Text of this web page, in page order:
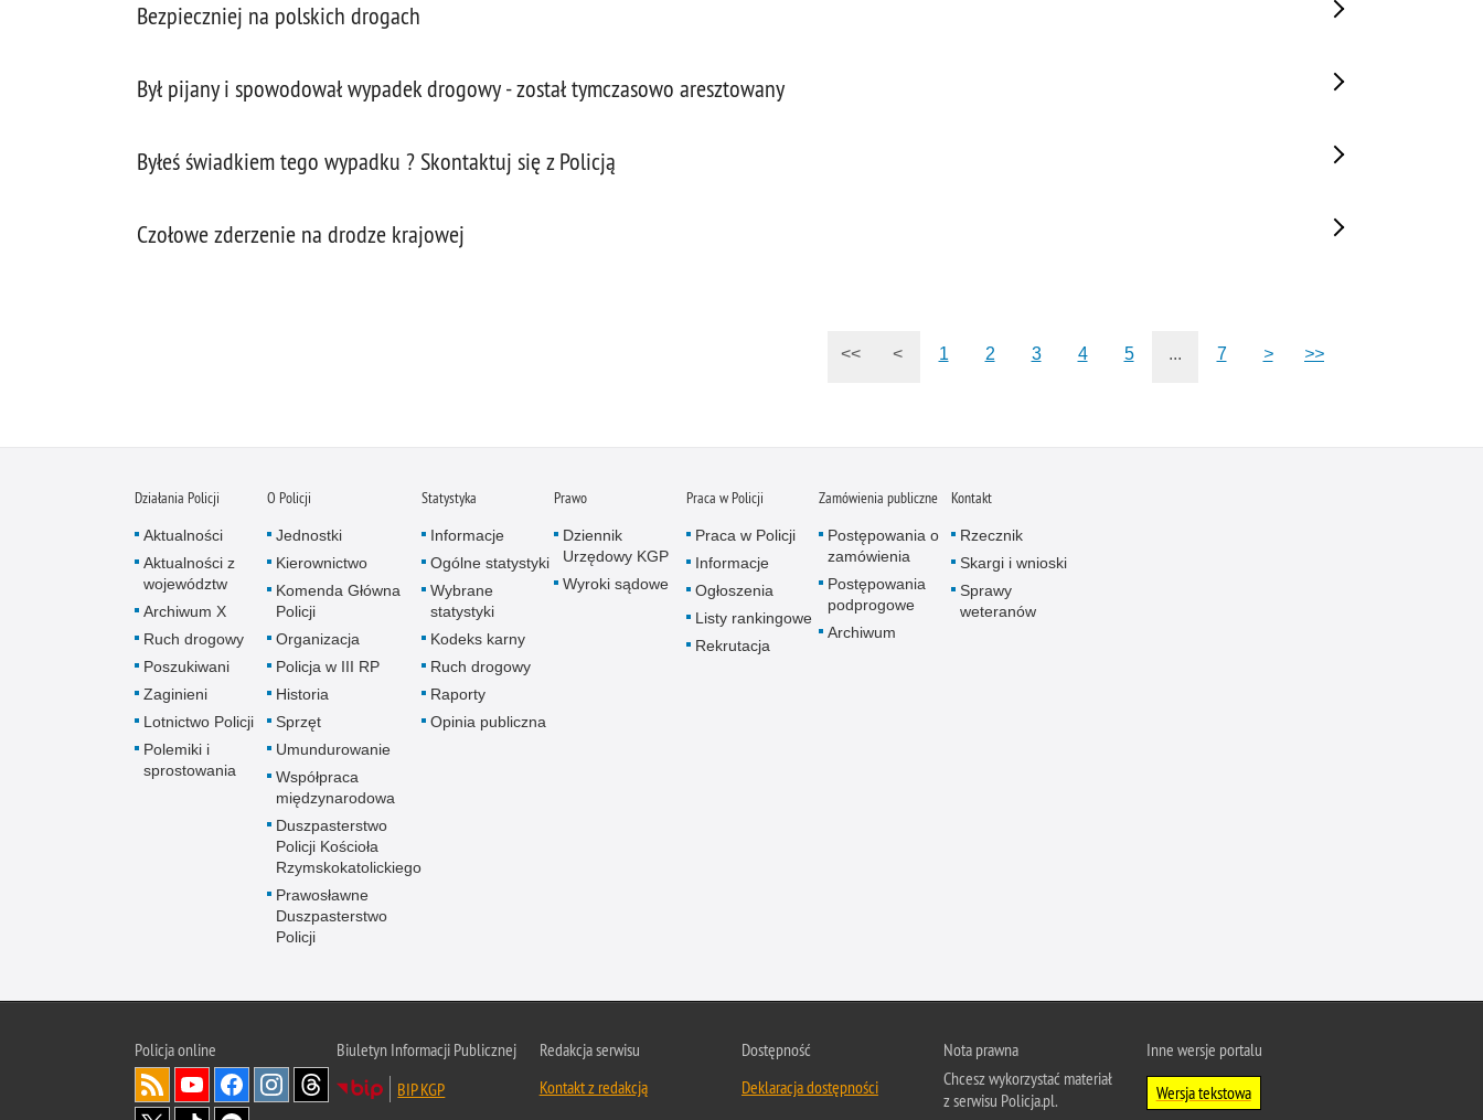
Bezpieczniej na polskich drogach
Był pijany i spowodował wypadek drogowy - został tymczasowo aresztowany
Byłeś świadkiem tego wypadku ? Skontaktuj się z Policją
Czołowe zderzenie na drodze krajowej
<< < 1 2 3 4 5 ... 7 > >>
Działania Policji
Aktualności
Aktualności z
województw
Archiwum X
Ruch drogowy
Poszukiwani
Zaginieni
Lotnictwo Policji
Polemiki i
sprostowania
O Policji
Jednostki
Kierownictwo
Komenda Główna
Policji
Organizacja
Policja w III RP
Historia
Sprzęt
Umundurowanie
Współpraca
międzynarodowa
Duszpasterstwo
Policji Kościoła
Rzymskokatolickiego
Prawosławne
Duszpasterstwo
Policji
Statystyka
Informacje
Ogólne statystyki
Wybrane
statystyki
Kodeks karny
Ruch drogowy
Raporty
Opinia publiczna
Prawo
Dziennik
Urzędowy KGP
Wyroki sądowe
Praca w Policji
Praca w Policji
Informacje
Ogłoszenia
Listy rankingowe
Rekrutacja
Zamówienia publiczne
Postępowania o
zamówienia
Postępowania
podprogowe
Archiwum
Kontakt
Rzecznik
Skargi i wnioski
Sprawy
weteranów
Policjaonline
Biuletyn Informacji Publicznej
BIP KGP
Redakcja serwisu
Kontakt z redakcją
Dostępność
Deklaracja dostępności
Nota prawna
Chcesz wykorzystać materiał
z serwisu Policja.pl.
Inne wersje portalu
Wersja tekstowa